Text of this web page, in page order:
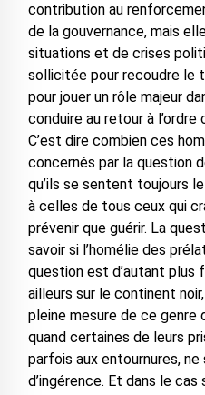
contribution au
de la gouvernance, mais
situations et de crises
sollicitée pour recoudre le
pour jouer un rôle majeur
conduire au retour à
C’est dire combien ces
concernés par la question
qu’ils se sentent toujours
à celles de tous ceux qui
prévenir que guérir. La
savoir si l’homélie des
question est d’autant plus
ailleurs sur le continent
pleine mesure de ce genre
quand certaines de leurs
parfois aux entournures,
d’ingérence. Et dans le